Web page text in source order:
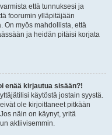
että tunnuksesi ja
foorumin ylläpitäjään
On myös mahdollista, että
ja heidän pitäisi korjata
enää kirjautua sisään?!
käytöstä jostain syystä.
ole kirjoittaneet pitkään
näin on käynyt, yritä
aktiivisemmin.